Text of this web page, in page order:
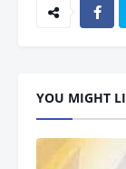
YOU MIGHT